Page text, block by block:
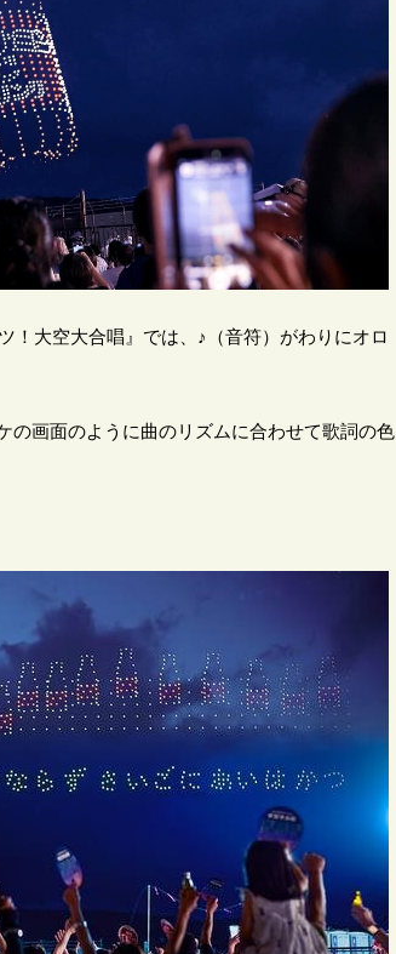
！大空大合唱』では、♪（音符）がわりにオロ
の画面のように曲のリズムに合わせて歌詞の色